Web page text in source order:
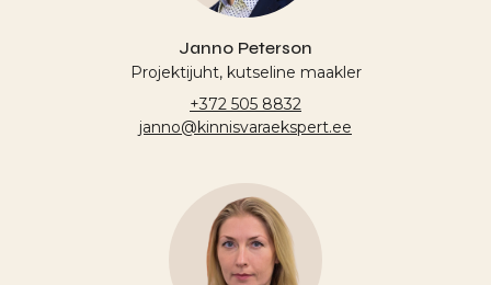
Janno Peterson
Projektijuht, kutseline maakler
+372 505 8832
janno@kinnisvaraekspert.ee